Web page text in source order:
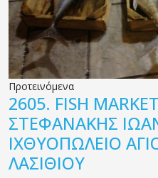
Προτεινόμενα
2605. FISH
ΣΤΕΦΑΝΑΚΗΣ
ΙΧΘΥΟΠΩΛΕΙΟ
ΛΑΣΙΘΙΟΥ